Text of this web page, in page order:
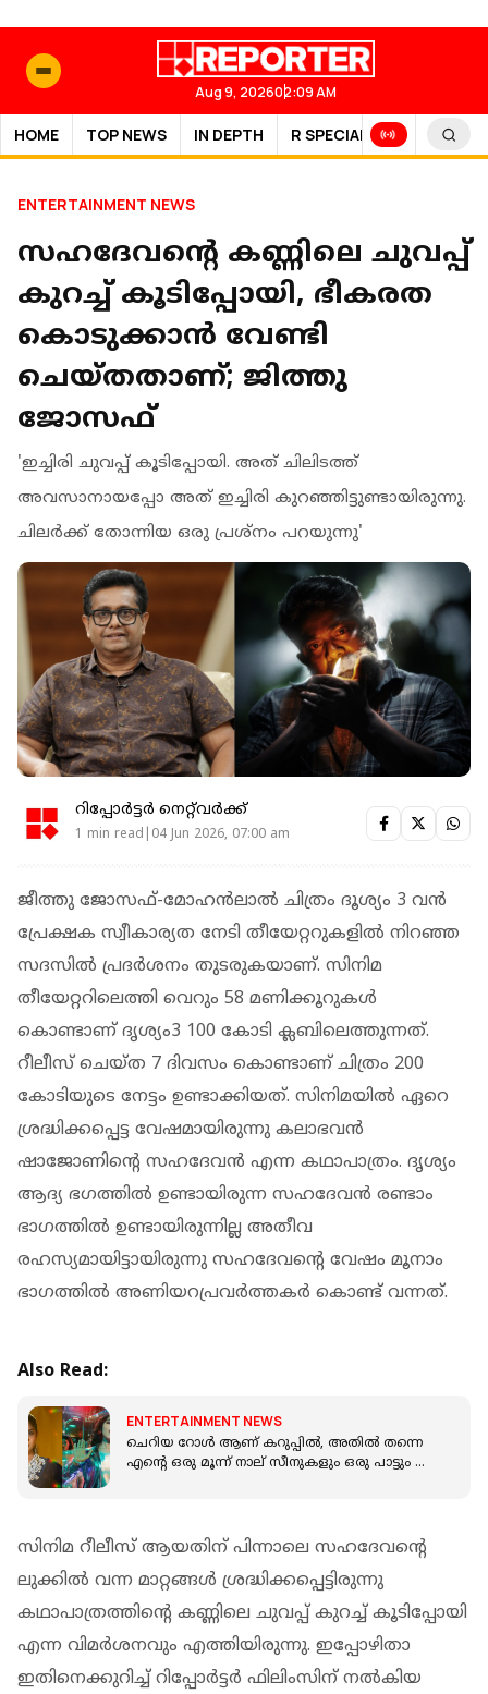
Aug 9, 202602:09 AM
HOME TOP NEWS IN DEPTH R SPECIAL SPORTS
ENTERTAINMENT NEWS
സഹദേവന്റെ കണ്ണിലെ ചുവപ്പ്
കുറച്ച് കൂടിപ്പോയി, ഭീകരത
കൊടുക്കാൻ വേണ്ടി
ചെയ്തതാണ്; ജിത്തു
ജോസഫ്
'ഇച്ചിരി ചുവപ്പ് കൂടിപ്പോയി. അത് ചിലിടത്ത്
അവസാനായപ്പോ അത് ഇച്ചിരി കുറഞ്ഞിട്ടുണ്ടായിരുന്നു.
ചിലർക്ക് തോന്നിയ ഒരു പ്രശ്നം പറയുന്നു'
റിപ്പോർട്ടർ നെറ്റ്‌വര്‍ക്ക്‌
1 min read|04 Jun 2026, 07:00 am
ജീത്തു ജോസഫ്-മോഹന്‍ലാല്‍ ചിത്രം ദൂശ്യം 3 വന്‍
പ്രേക്ഷക സ്വീകാര്യത നേടി തീയേറ്ററുകളില്‍ നിറഞ്ഞ
സദസില്‍ പ്രദര്‍ശനം തുടരുകയാണ്. സിനിമ
തീയേറ്ററിലെത്തി വെറും 58 മണിക്കൂറുകള്‍
കൊണ്ടാണ് ദൃശ്യം3 100 കോടി ക്ലബിലെത്തുന്നത്.
റീലീസ് ചെയ്ത 7 ദിവസം കൊണ്ടാണ് ചിത്രം 200
കോടിയുടെ നേട്ടം ഉണ്ടാക്കിയത്. സിനിമയിൽ ഏറെ
ശ്രദ്ധിക്കപ്പെട്ട വേഷമായിരുന്നു കലാഭവൻ
ഷാജോണിന്റെ സഹദേവൻ എന്ന കഥാപാത്രം. ദൃശ്യം
ആദ്യ ഭഗത്തിൽ ഉണ്ടായിരുന്ന സഹദേവൻ രണ്ടാം
ഭാഗത്തിൽ ഉണ്ടായിരുന്നില്ല അതീവ
രഹസ്യമായിട്ടായിരുന്നു സഹദേവന്റെ വേഷം മൂനാം
ഭാഗത്തിൽ അണിയറപ്രവർത്തകർ കൊണ്ട് വന്നത്.
Also Read:
ENTERTAINMENT NEWS
ചെറിയ റോൾ ആണ് കറുപ്പിൽ, അതിൽ തന്നെ
എന്റെ ഒരു മൂന്ന് നാല് സീനുകളും ഒരു പാട്ടും കട്ട്
സിനിമ റീലീസ് ആയതിന് പിന്നാലെ സഹദേവന്റെ
ലുക്കിൽ വന്ന മാറ്റങ്ങൾ ശ്രദ്ധിക്കപ്പെട്ടിരുന്നു
കഥാപാത്രത്തിന്റെ കണ്ണിലെ ചുവപ്പ് കുറച്ച് കൂടിപ്പോയി
എന്ന വിമർശനവും എത്തിയിരുന്നു. ഇപ്പോഴിതാ
ഇതിനെക്കുറിച്ച് റിപ്പോർട്ടർ ഫിലിംസിന് നൽകിയ